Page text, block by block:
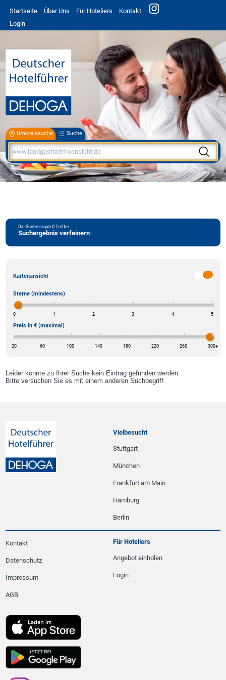
Startseite Über Uns Für Hoteliers
Kontakt
Login
Umkreissuche Suche
Leider konnte zu Ihrer Suche kein Eintrag gefunden werden.
Bitte versuchen Sie es mit einem anderen Suchbegriff
Die Suche ergab0Treffer
Suchergebnis verfeinern
Kartenansicht
Sterne (mindestens)
0 1 2 3 4 5
Preis in € (maximal)
20 60 100 140 180 220 260 300+
Vielbesucht
Stuttgart
München
Frankfurt am Main
Hamburg
Berlin
Kontakt
Datenschutz
Impressum
AGB
Für Hoteliers
Angebot einholen
Login